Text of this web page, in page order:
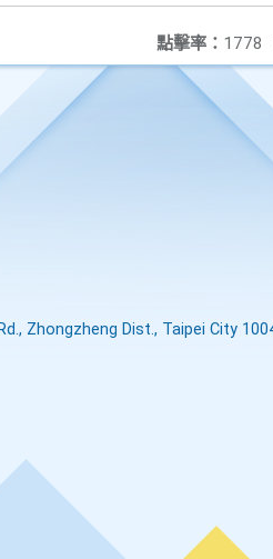
點擊率： 1778
Zhongzheng Dist., Taipei City